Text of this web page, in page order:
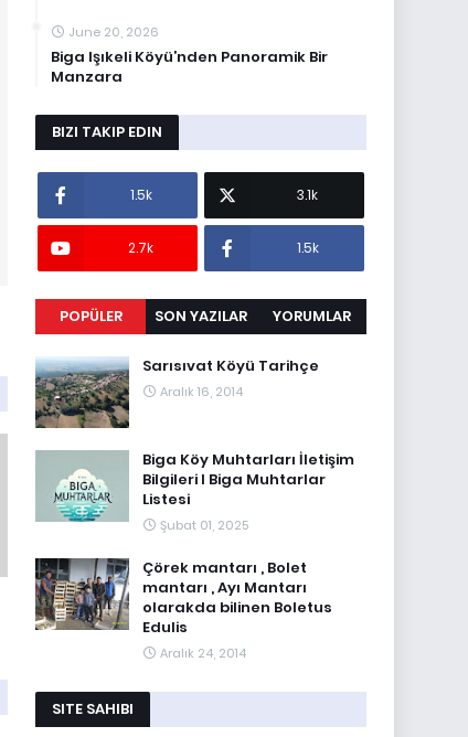
June 20, 2026
Biga Işıkeli Köyü’nden Panoramik Bir
Manzara
BIZI TAKIP EDIN
1.5k 3.1k
2.7k 1.5k
POPÜLER SON YAZILAR YORUMLAR
Sarısıvat Köyü Tarihçe
Aralık 16, 2014
Biga Köy Muhtarları İletişim
Bilgileri I Biga Muhtarlar
Listesi
Şubat 01, 2025
Çörek mantarı , Bolet
mantarı , Ayı Mantarı
olarakda bilinen Boletus
Edulis
Aralık 24, 2014
SITE SAHIBI